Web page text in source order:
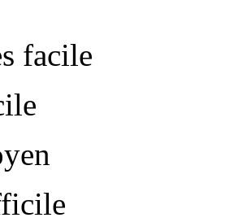
facile